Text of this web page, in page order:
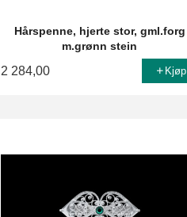
Hårspenne, hjerte stor, gml.forg
m.grønn stein
2 284,00 Kjøp